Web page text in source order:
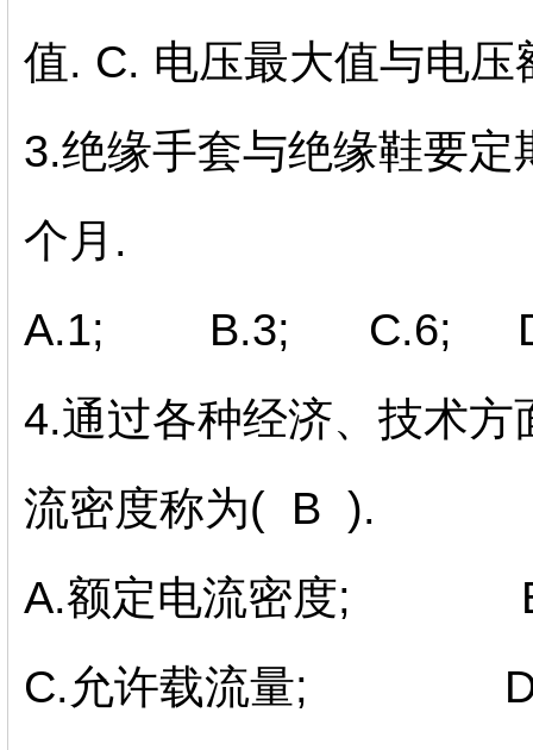
值. C. 电压最大值与电压
3.绝缘手套与绝缘鞋要
个月.
A.1; B.3; C.6;
4.通过各种经济、技术
流密度称为( B ).
A.额定电流密度; B.
C.允许载流量; D.